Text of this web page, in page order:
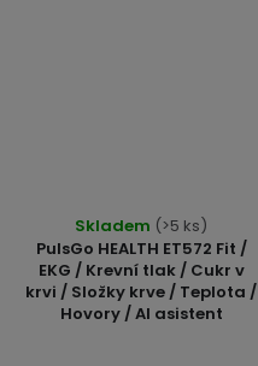
PulsGo HEALTH ET572 Fit /
EKG / Krevní tlak / Cukr v
krvi / Složky krve / Teplota /
Hovory / AI asistent
hodnocení
produktu
je
5,0
Skladem (>5 ks)